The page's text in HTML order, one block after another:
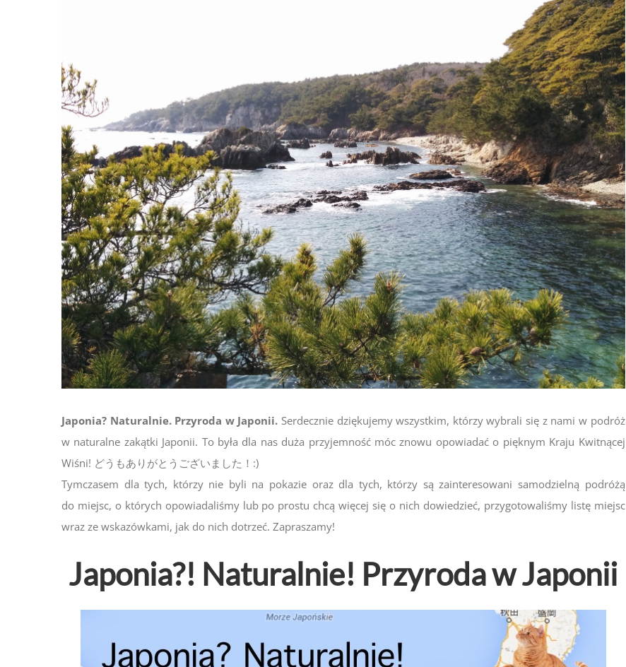
Japonia? Naturalnie. Przyroda w Japonii. Serdecznie dziękujemy wszystkim, którzy wybrali się z nami w podróż
w naturalne zakątki Japonii. To była dla nas duża przyjemność móc znowu opowiadać o pięknym Kraju Kwitnącej
Wiśni! どうもありがとうございました！:)
Tymczasem dla tych, którzy nie byli na pokazie oraz dla tych, którzy są zainteresowani samodzielną podróżą
do miejsc, o których opowiadaliśmy lub po prostu chcą więcej się o nich dowiedzieć, przygotowaliśmy listę miejsc
wraz ze wskazówkami, jak do nich dotrzeć. Zapraszamy!
Japonia?! Naturalnie! Przyroda w Japonii